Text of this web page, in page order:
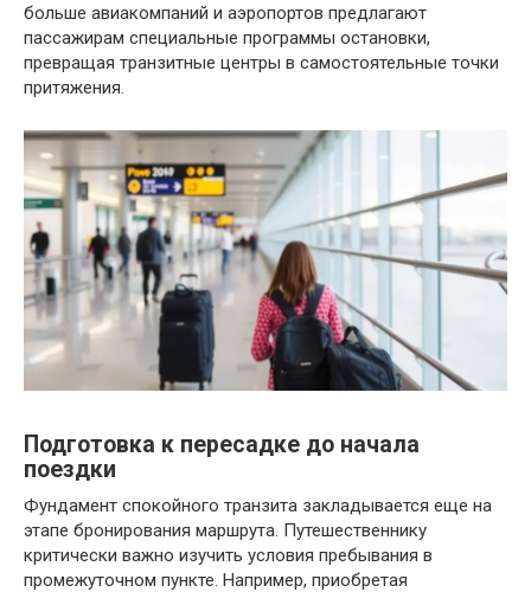
больше авиакомпаний и аэропортов предлагают
пассажирам специальные программы остановки,
превращая транзитные центры в самостоятельные точки
притяжения.
Подготовка к пересадке до начала
поездки
Фундамент спокойного транзита закладывается еще на
этапе бронирования маршрута. Путешественнику
критически важно изучить условия пребывания в
промежуточном пункте. Например, приобретая